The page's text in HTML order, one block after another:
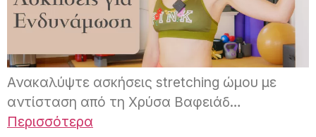
Ανακαλύψτε ασκήσεις stretching ώμου με
αντίσταση από τη Χρύσα Βαφειάδ…
Περισσότερα